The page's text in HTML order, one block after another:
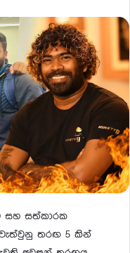
සහ සත්කාරක
තරඟ 5 කින්